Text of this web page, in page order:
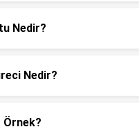
Nedir?
Nedir?
Örnek?